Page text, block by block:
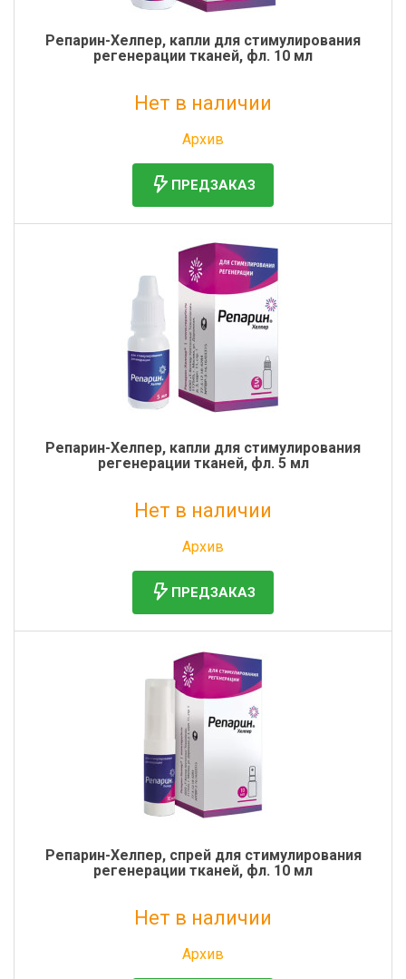
Репарин-Хелпер, капли для стимулирования
регенерации тканей, фл. 10 мл
Нет в наличии
Архив
ПРЕДЗАКАЗ
Репарин-Хелпер, капли для стимулирования
регенерации тканей, фл. 5 мл
Нет в наличии
Архив
ПРЕДЗАКАЗ
Репарин-Хелпер, спрей для стимулирования
регенерации тканей, фл. 10 мл
Нет в наличии
Архив